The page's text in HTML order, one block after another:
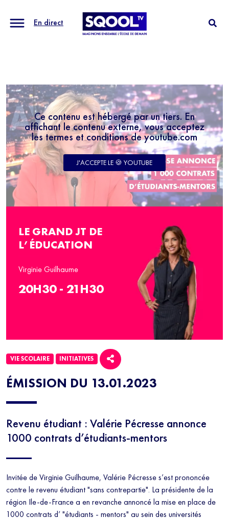
En direct
Ce contenu est hébergé par un tiers. En
affichant le contenu externe, vous acceptez
les termes et conditions de youtube.com
J'ACCEPTE LE 🍪 YOUTUBE
ÉMISSION DU 13.01.2023
Revenu étudiant : Valérie Pécresse annonce
1000 contrats d’étudiants-mentors
Invitée de Virginie Guilhaume, Valérie Pécresse s’est prononcée
contre le revenu étudiant "sans contrepartie". La présidente de la
région Ile-de-France a en revanche annoncé la mise en place de
1000 contrats d’ "étudiants - mentors" au sein des universités
VIE SCOLAIRE INITIATIVES
LE GRAND JT DE
L’ÉDUCATION
Virginie Guilhaume
20H30 - 21H30